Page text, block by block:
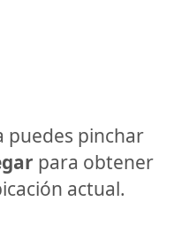
puedes pinchar
para obtener
actual.